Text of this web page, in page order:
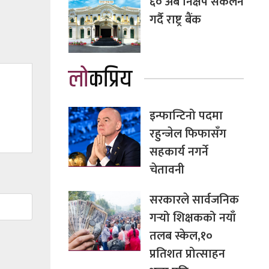
गर्दै राष्ट्र बैंक
लोकप्रिय
इन्फान्टिनो पदमा
रहुन्जेल फिफासँग
सहकार्य नगर्ने
चेतावनी
सरकारले सार्वजनिक
गर्‍यो शिक्षकको नयाँ
तलब स्केल,१०
प्रतिशत प्रोत्साहन